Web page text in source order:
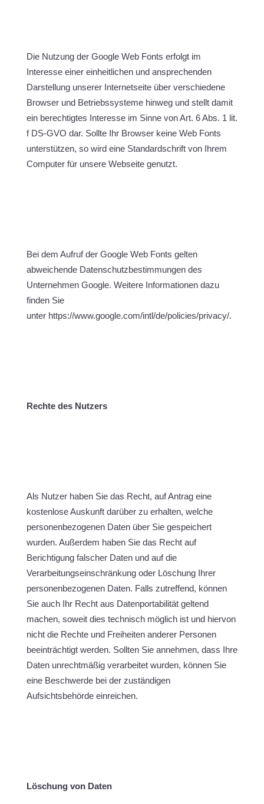
Die Nutzung der Google Web Fonts erfolgt im
Interesse einer einheitlichen und ansprechenden
Darstellung unserer Internetseite über verschiedene
Browser und Betriebssysteme hinweg und stellt damit
ein berechtigtes Interesse im Sinne von Art. 6 Abs. 1 lit.
f DS-GVO dar. Sollte Ihr Browser keine Web Fonts
unterstützen, so wird eine Standardschrift von Ihrem
Computer für unsere Webseite genutzt.
Bei dem Aufruf der Google Web Fonts gelten
abweichende Datenschutzbestimmungen des
Unternehmen Google. Weitere Informationen dazu
finden Sie
unter https://www.google.com/intl/de/policies/privacy/.
Rechte des Nutzers
Als Nutzer haben Sie das Recht, auf Antrag eine
kostenlose Auskunft darüber zu erhalten, welche
personenbezogenen Daten über Sie gespeichert
wurden. Außerdem haben Sie das Recht auf
Berichtigung falscher Daten und auf die
Verarbeitungseinschränkung oder Löschung Ihrer
personenbezogenen Daten. Falls zutreffend, können
Sie auch Ihr Recht aus Datenportabilität geltend
machen, soweit dies technisch möglich ist und hiervon
nicht die Rechte und Freiheiten anderer Personen
beeinträchtigt werden. Sollten Sie annehmen, dass Ihre
Daten unrechtmäßig verarbeitet wurden, können Sie
eine Beschwerde bei der zuständigen
Aufsichtsbehörde einreichen.
Löschung von Daten